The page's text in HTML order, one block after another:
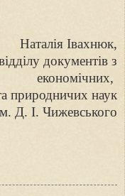
Наталія Івахнюк,
документів з
економічних,
природничих наук
Д. І. Чижевського